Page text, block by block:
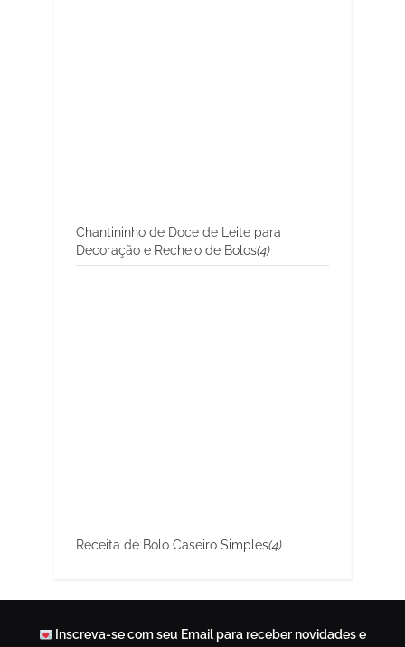
Chantininho de Doce de Leite para
Decoração e Recheio de Bolos(4)
Receita de Bolo Caseiro Simples(4)
Inscreva-se com seu Email para receber novidades e